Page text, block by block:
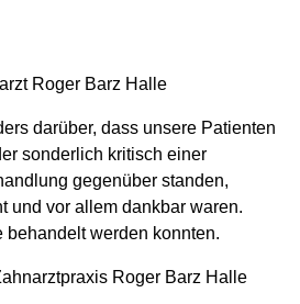
darüber, dass unsere Patienten
sonderlich kritisch einer
gegenüber standen,
und vor allem dankbar waren.
behandelt werden konnten.